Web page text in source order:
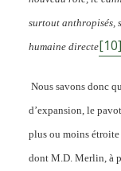
surtout anthropisés,
humaine directe[10]
Nous savons donc
d’expansion, le
plus ou moins étroite
dont M.D. Merlin, à